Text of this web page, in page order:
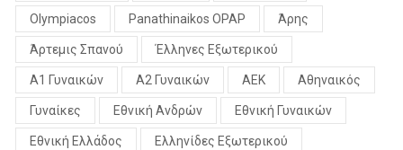
Olympiacos Panathinaikos OPAP Άρης
Άρτεμις Σπανού Έλληνες Εξωτερικού
Α1 Γυναικών Α2 Γυναικών ΑΕΚ Αθηναικός
Γυναίκες Εθνική Ανδρών Εθνική Γυναικών
Εθνική Ελλάδος Ελληνίδες Εξωτερικού